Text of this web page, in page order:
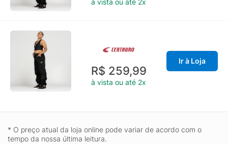
R$ 259,99
à vista ou até 2x
Ir à Loja
* O preço atual da loja online pode variar de acordo com o
tempo da nossa última leitura.